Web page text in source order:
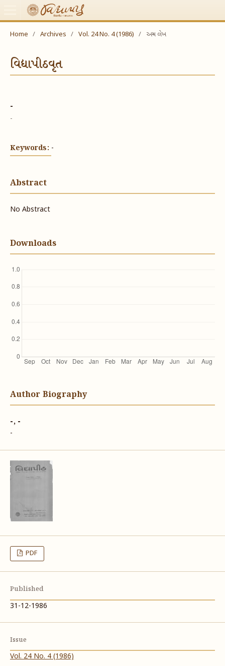
Home / Archives / Vol. 24 No. 4 (1986) / અન્ય લેખ
વિદ્યાપીઠવૃત
-
-
Keywords: -
Abstract
No Abstract
Downloads
Author Biography
-, -
-
PDF
Published
31-12-1986
Issue
Vol. 24 No. 4 (1986)